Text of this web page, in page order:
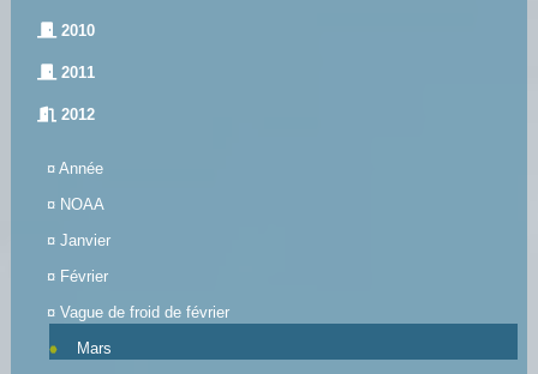
2010
2011
2012
¤ Année
¤ NOAA
¤ Janvier
¤ Février
¤ Vague de froid de février
Mars